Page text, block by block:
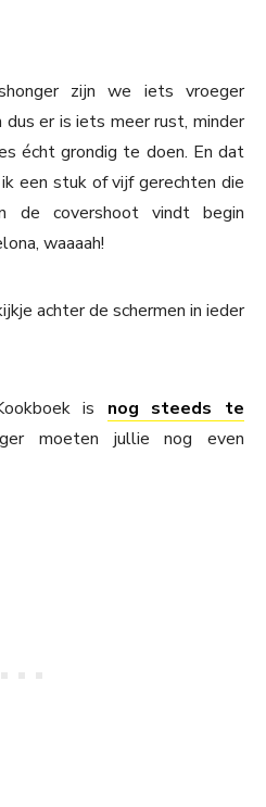
zijn we iets vroeger
er is iets meer rust, minder
écht grondig te doen. En dat
een stuk of vijf gerechten die
de covershoot vindt begin
waaaah!
achter de schermen in ieder
is nog steeds te
moeten jullie nog even